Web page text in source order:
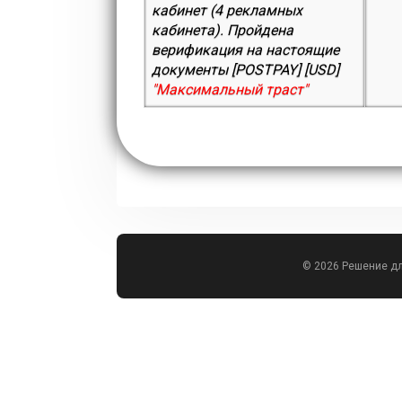
кабинет (4 рекламных
кабинета). Пройдена
верификация на настоящие
документы [POSTPAY] [USD]
"Максимальный траст"
© 2026 Решение